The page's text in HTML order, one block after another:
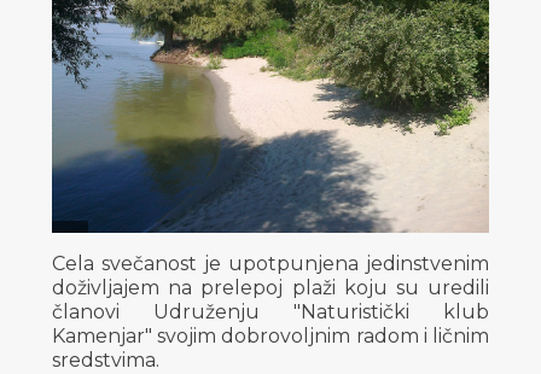
Cela svečanost je upotpunjena jedinstvenim
doživljajem na prelepoj plaži koju su uredili
članovi Udruženju "Naturistički klub
Kamenjar" svojim dobrovoljnim radom i ličnim
sredstvima.